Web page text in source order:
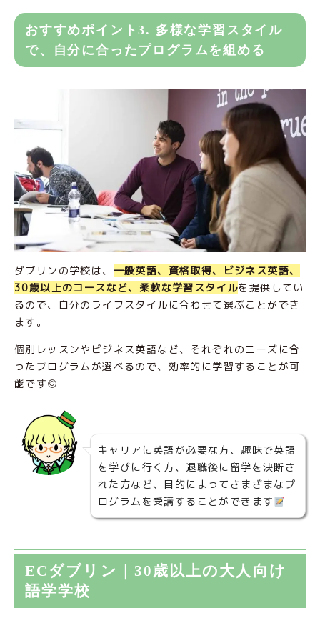
おすすめポイント3. 多様な学習スタイル
で、自分に合ったプログラムを組める
ダブリンの学校は、 一般英語、資格取得、ビジネス英語、
30歳以上のコースなど、柔軟な学習スタイルを提供してい
るので、自分のライフスタイルに合わせて選ぶことができ
ます。
個別レッスンやビジネス英語など、それぞれのニーズに合
ったプログラムが選べるので、効率的に学習することが可
能です◎
キャリアに英語が必要な方、趣味で英語
を学びに行く方、退職後に留学を決断さ
れた方など、目的によってさまざまなプ
ログラムを受講することができます
ECダブリン｜30歳以上の大人向け
語学学校